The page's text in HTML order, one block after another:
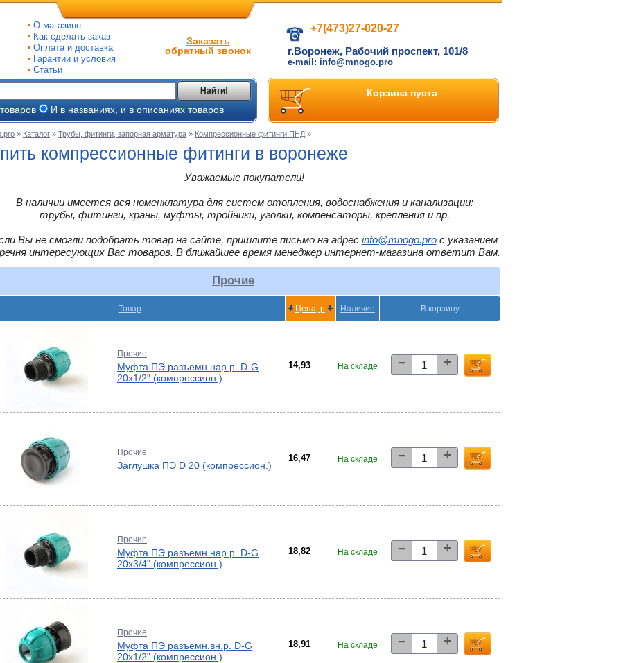
О магазине
Как сделать заказ
Оплата и доставка
Гарантии и условия
Статьи
Заказать
обратный звонок
+7(473)27-020-27
г.Воронеж, Рабочий проспект, 101/8
e-mail: info@mnogo.pro
Найти!
И в названиях, и в описаниях товаров
Корзина пуста
пр.
» Каталог » Трубы, фитинги, запорная арматура » Компрессионные фитинги ПНД »
компрессионные фитинги в воронеже
Уважаемые покупатели!
В наличии имеется вся номенклатура для систем отопления, водоснабжения и канализации:
трубы, фитинги, краны, муфты, тройники, уголки, компенсаторы, крепления и пр.
Вы не смогли подобрать товар на сайте, пришлите письмо на адрес info@mnogo.proс указанием
интересующих Вас товаров. В ближайшее время менеджер интернет-магазина ответит Вам.
Прочие
Товар Цена, р Наличие В корзину
Прочие
Муфта ПЭ разъемн.нар.р. D-G
20х1/2" (компрессион.)
14,93 На складе − +
Прочие
Заглушка ПЭ D 20 (компрессион.)
16,47 На складе − +
Прочие
Муфта ПЭ разъемн.нар.р. D-G
20х3/4" (компрессион.)
18,82 На складе − +
Прочие
Муфта ПЭ разъемн.вн.р. D-G
20х1/2" (компрессион.)
18,91 На складе − +